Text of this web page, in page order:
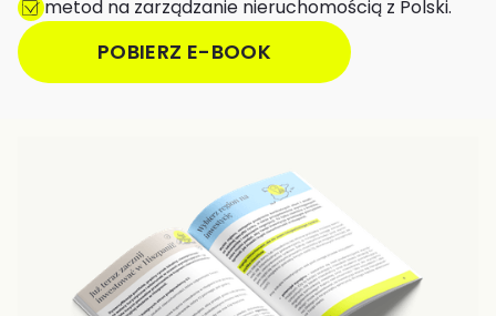
metod na zarządzanie nieruchomością z Polski.
POBIERZ E-BOOK